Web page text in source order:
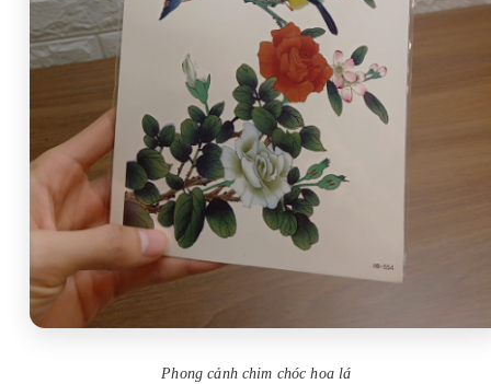
Phong cảnh chim chóc hoa lá